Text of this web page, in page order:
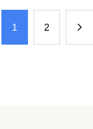
​1 ​2